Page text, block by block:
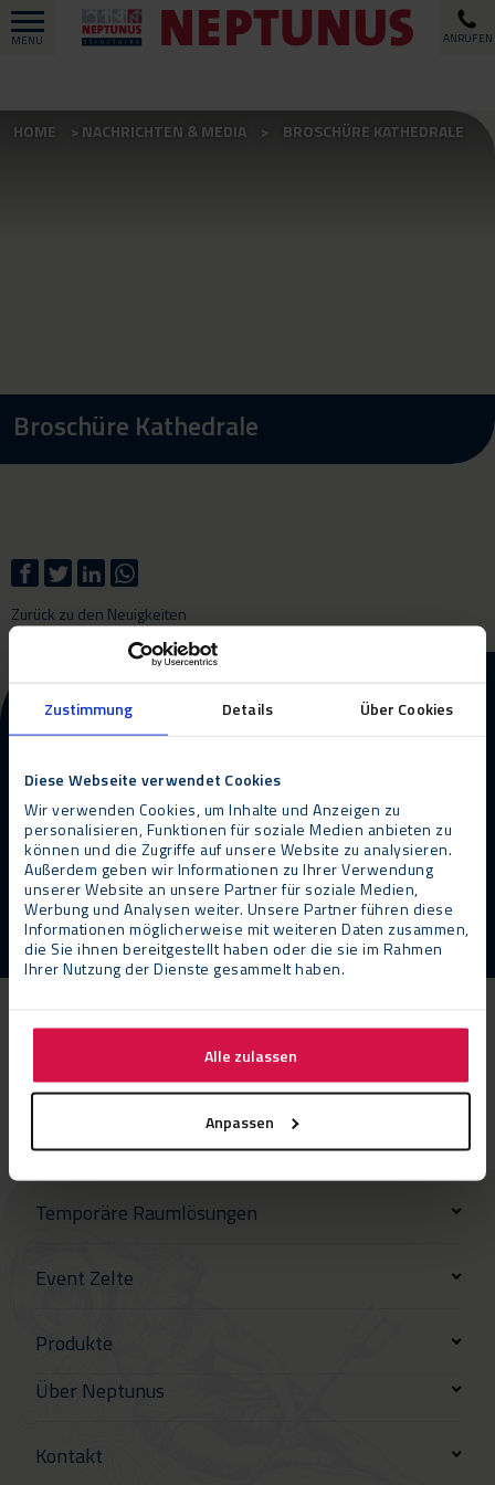
Zustimmung Details Über Cookies
Diese Webseite verwendet Cookies
Wir verwenden Cookies, um Inhalte und Anzeigen zu
personalisieren, Funktionen für soziale Medien anbieten zu
können und die Zugriffe auf unsere Website zu analysieren.
Außerdem geben wir Informationen zu Ihrer Verwendung
unserer Website an unsere Partner für soziale Medien,
Werbung und Analysen weiter. Unsere Partner führen diese
Informationen möglicherweise mit weiteren Daten zusammen,
die Sie ihnen bereitgestellt haben oder die sie im Rahmen
Ihrer Nutzung der Dienste gesammelt haben.
Alle zulassen
Anpassen
MENU ANRUFEN
HOME NACHRICHTEN & MEDIA BROSCHÜRE KATHEDRALE
Broschüre Kathedrale
Zurück zu den Neuigkeiten
Weitere Informationen zu
unseren Produkten und
Dienstleistungen?
Kontakt Rückruf anfordern
Temporäre Raumlösungen
Event Zelte
Produkte
Über Neptunus
Kontakt